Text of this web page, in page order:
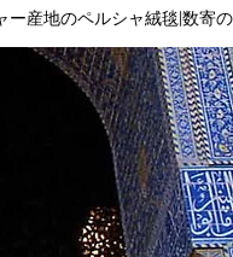
ー産地のペルシャ絨毯|数寄